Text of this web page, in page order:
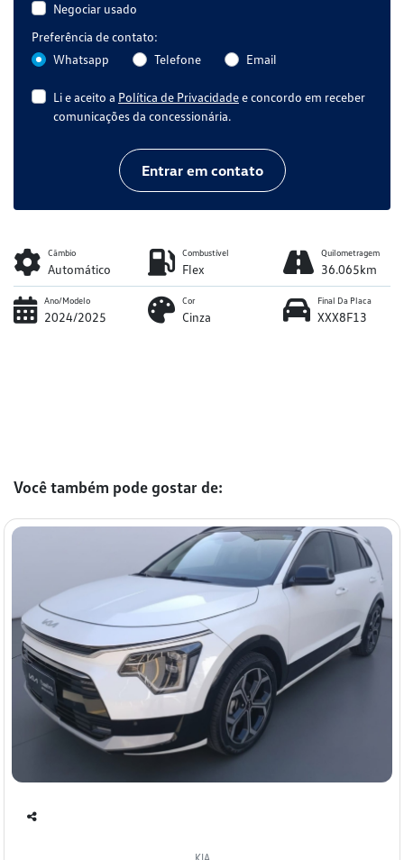
Negociar usado
Preferência de contato:
Whatsapp
Telefone Email
Li e aceito a Política de Privacidadee concordo em receber
comunicações da concessionária.
Entrar em contato
Câmbio
Automático
Combustível
Flex
Quilometragem
36.065km
Ano/Modelo
2024/2025
Cor
Cinza
Final Da Placa
XXX8F13
Você também pode gostar de: